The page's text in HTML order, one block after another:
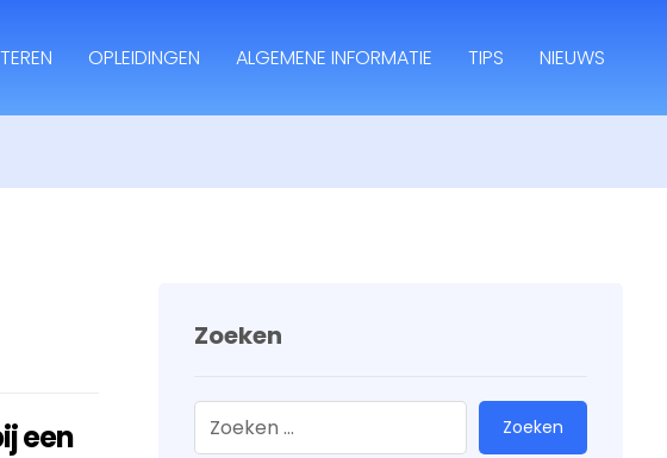
OPLEIDINGEN ALGEMENE INFORMATIE TIPS NIEUWS
een
Zoeken
Zoeken